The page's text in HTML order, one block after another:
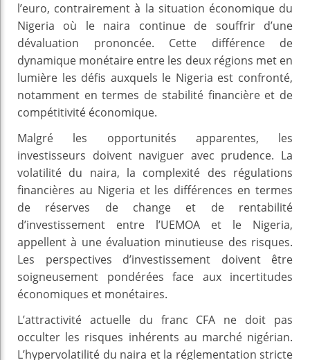
l’euro, contrairement à la situation économique du
Nigeria où le naira continue de souffrir d’une
dévaluation prononcée. Cette différence de
dynamique monétaire entre les deux régions met en
lumière les défis auxquels le Nigeria est confronté,
notamment en termes de stabilité financière et de
compétitivité économique.
Malgré les opportunités apparentes, les
investisseurs doivent naviguer avec prudence. La
volatilité du naira, la complexité des régulations
financières au Nigeria et les différences en termes
de réserves de change et de rentabilité
d’investissement entre l’UEMOA et le Nigeria,
appellent à une évaluation minutieuse des risques.
Les perspectives d’investissement doivent être
soigneusement pondérées face aux incertitudes
économiques et monétaires.
L’attractivité actuelle du franc CFA ne doit pas
occulter les risques inhérents au marché nigérian.
L’hypervolatilité du naira et la réglementation stricte